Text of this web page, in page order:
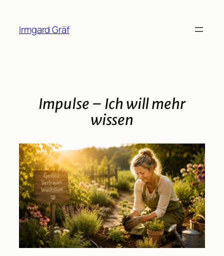
springen
Irmgard Gräf
Impulse – Ich will mehr
wissen